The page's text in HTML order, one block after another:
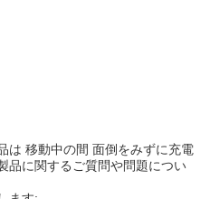
は 移動中の間 面倒をみずに充電
品に関するご質問や問題につい